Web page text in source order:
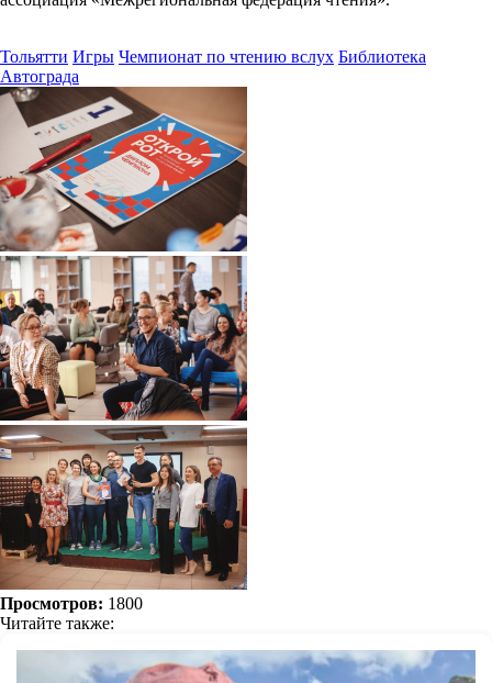
Тольятти Игры Чемпионат по чтению вслух Библиотека
Автограда
Просмотров: 1800
Читайте также: